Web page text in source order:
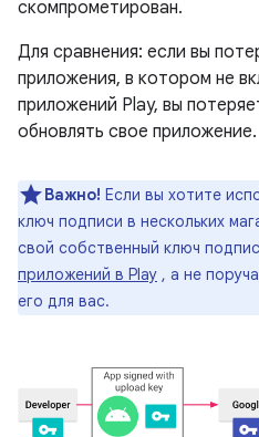
скомпрометирован.
Для сравнения: если вы
приложения, в котором не
приложений Play, вы
обновлять свое приложение.
Важно! Если вы хотите
ключ подписи в нескольких
свой собственный ключ
приложений в Play , а не
его для вас.